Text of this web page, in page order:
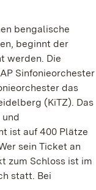
bengalische
beginnt der
werden. Die
Sinfonieorchester
das
(KiTZ). Das
ist auf 400 Plätze
sein Ticket an
zum Schloss ist im
statt. Bei